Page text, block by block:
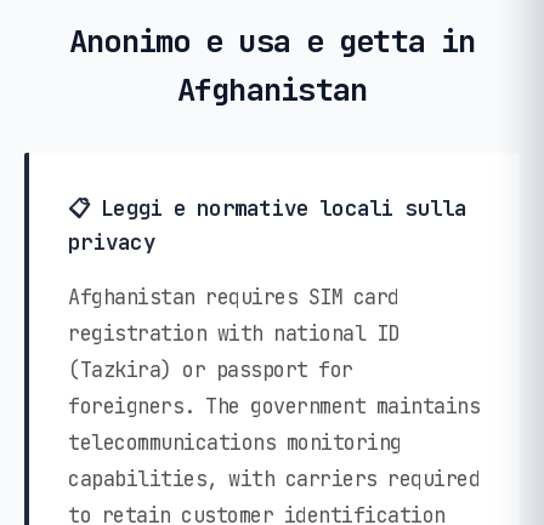
Anonimo e usa e getta in
Afghanistan
📋 Leggi e normative locali sulla
privacy
Afghanistan requires SIM card
registration with national ID
(Tazkira) or passport for
foreigners. The government maintains
telecommunications monitoring
capabilities, with carriers required
to retain customer identification